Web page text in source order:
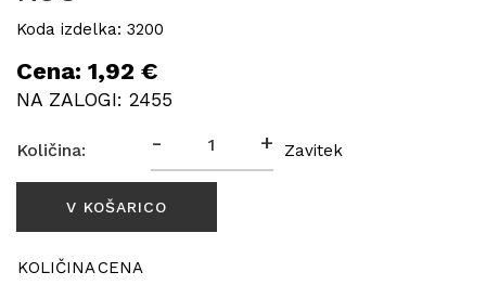
Koda izdelka: 3200
Cena: 1,92 €
NA ZALOGI: 2455
Količina: - + Zavitek
KOLIČINACENA